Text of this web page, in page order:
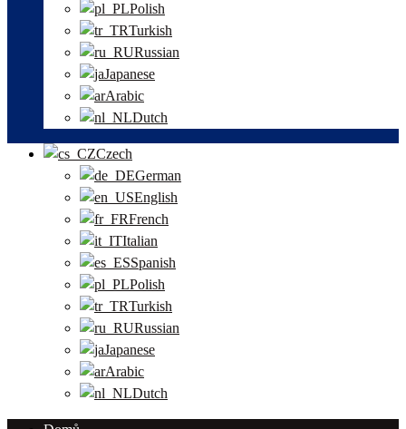
Polish
Turkish
Russian
Japanese
Arabic
Dutch
Czech
German
English
French
Italian
Spanish
Polish
Turkish
Russian
Japanese
Arabic
Dutch